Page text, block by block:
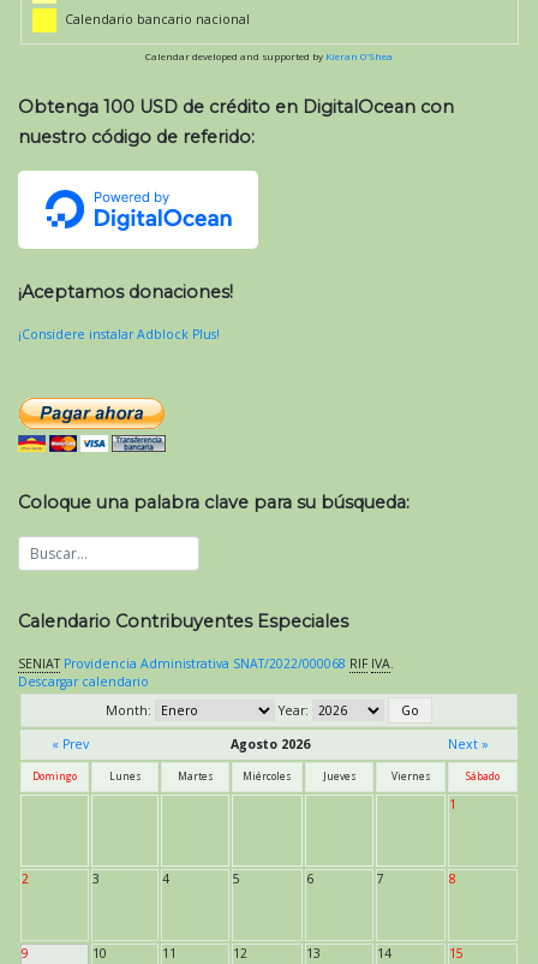
Calendario bancario nacional
Calendar developed and supported by Kieran O'Shea
Obtenga 100 USD de crédito en DigitalOcean con
nuestro código de referido:
¡Aceptamos donaciones!
¡Considere instalar Adblock Plus!
Coloque una palabra clave para su búsqueda:
Calendario Contribuyentes Especiales
SENIAT Providencia Administrativa SNAT/2022/000068 RIF IVA.
Descargar calendario
Month:
Year:
« Prev
Agosto 2026 Next »
Domingo Lunes Martes Miércoles Jueves Viernes Sábado
1
2 3 4 5 6 7 8
9 10 11 12 13 14 15